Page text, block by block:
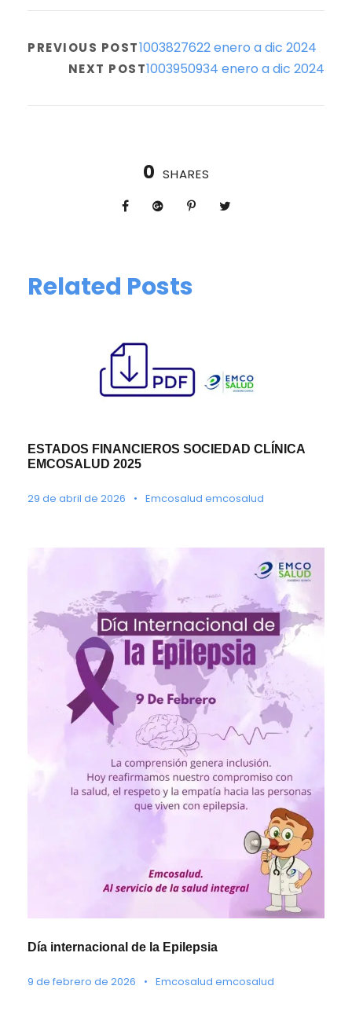
PREVIOUS POST1003827622 enero a dic 2024
NEXT POST1003950934 enero a dic 2024
0 SHARES
Related Posts
ESTADOS FINANCIEROS SOCIEDAD CLÍNICA
EMCOSALUD 2025
29 de abril de 2026 • Emcosalud emcosalud
Día internacional de la Epilepsia
9 de febrero de 2026 • Emcosalud emcosalud